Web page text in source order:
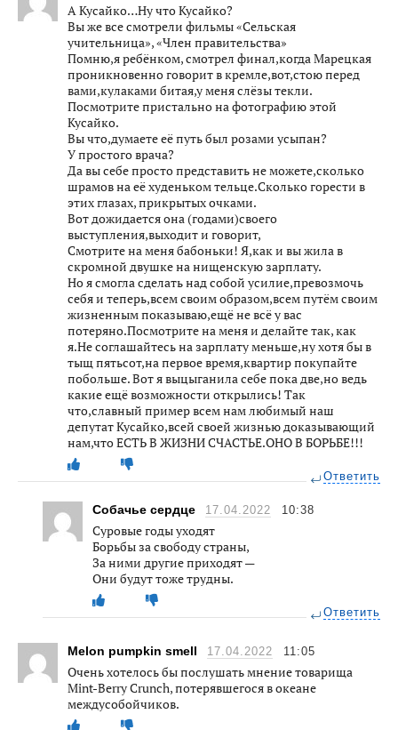
А Кусайко…Ну что Кусайко?
Вы же все смотрели фильмы «Сельская
учительница», «Член правительства»
Помню,я ребёнком, смотрел финал,когда Марецкая
проникновенно говорит в кремле,вот,стою перед
вами,кулаками битая,у меня слёзы текли.
Посмотрите пристально на фотографию этой
Кусайко.
Вы что,думаете её путь был розами усыпан?
У простого врача?
Да вы себе просто представить не можете,сколько
шрамов на её худеньком тельце.Сколько горести в
этих глазах, прикрытых очками.
Вот дожидается она (годами)своего
выступления,выходит и говорит,
Смотрите на меня бабоньки! Я,как и вы жила в
скромной двушке на нищенскую зарплату.
Но я смогла сделать над собой усилие,превозмочь
себя и теперь,всем своим образом,всем путём своим
жизненным показываю,ещё не всё у вас
потеряно.Посмотрите на меня и делайте так, как
я.Не соглашайтесь на зарплату меньше,ну хотя бы в
тыщ пятьсот,на первое время,квартир покупайте
побольше. Вот я выцыганила себе пока две,но ведь
какие ещё возможности открылись! Так
что,славный пример всем нам любимый наш
депутат Кусайко,всей своей жизнью доказывающий
нам,что ЕСТЬ В ЖИЗНИ СЧАСТЬЕ.ОНО В БОРЬБЕ!!!
Ответить
Собачье сердце 17.04.2022 10:38
Суровые годы уходят
Борьбы за свободу страны,
За ними другие приходят —
Они будут тоже трудны.
Ответить
Melon pumpkin smell 17.04.2022 11:05
Очень хотелось бы послушать мнение товарища
Mint-Berry Crunch, потерявшегося в океане
междусобойчиков.